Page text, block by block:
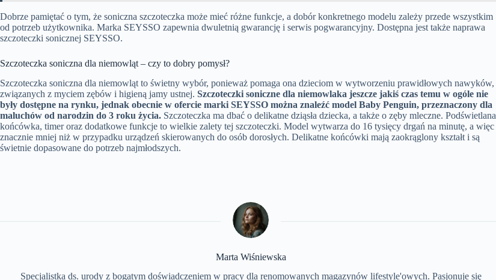
Dobrze pamiętać o tym, że soniczna szczoteczka może mieć różne funkcje, a dobór konkretnego modelu zależy przede wszystkim
od potrzeb użytkownika. Marka SEYSSO zapewnia dwuletnią gwarancję i serwis pogwarancyjny. Dostępna jest także naprawa
szczoteczki sonicznej SEYSSO.
Szczoteczka soniczna dla niemowląt – czy to dobry pomysł?
Szczoteczka soniczna dla niemowląt to świetny wybór, ponieważ pomaga ona dzieciom w wytworzeniu prawidłowych nawyków,
związanych z myciem zębów i higieną jamy ustnej. Szczoteczki soniczne dla niemowlaka jeszcze jakiś czas temu w ogóle nie
były dostępne na rynku, jednak obecnie w ofercie marki SEYSSO można znaleźć model Baby Penguin, przeznaczony dla
maluchów od narodzin do 3 roku życia. Szczoteczka ma dbać o delikatne dziąsła dziecka, a także o zęby mleczne. Podświetlana
końcówka, timer oraz dodatkowe funkcje to wielkie zalety tej szczoteczki. Model wytwarza do 16 tysięcy drgań na minutę, a więc
znacznie mniej niż w przypadku urządzeń skierowanych do osób dorosłych. Delikatne końcówki mają zaokrąglony kształt i są
świetnie dopasowane do potrzeb najmłodszych.
Marta Wiśniewska
Specjalistka ds. urody z bogatym doświadczeniem w pracy dla renomowanych magazynów lifestyle'owych. Pasjonuje się